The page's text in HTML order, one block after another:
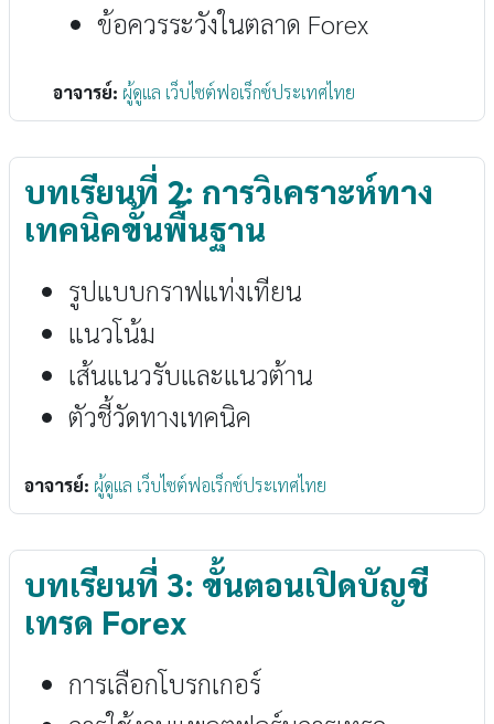
ข้อควรระวังในตลาด Forex
อาจารย์: ผู้ดูแล เว็บไซต์ฟอเร็กซ์ประเทศไทย
บทเรียนที่ 2: การวิเคราะห์ทาง
เทคนิคขั้นพื้นฐาน
รูปแบบกราฟแท่งเทียน
แนวโน้ม
เส้นแนวรับและแนวต้าน
ตัวชี้วัดทางเทคนิค
อาจารย์: ผู้ดูแล เว็บไซต์ฟอเร็กซ์ประเทศไทย
บทเรียนที่ 3: ขั้นตอนเปิดบัญชี
เทรด Forex
การเลือกโบรกเกอร์